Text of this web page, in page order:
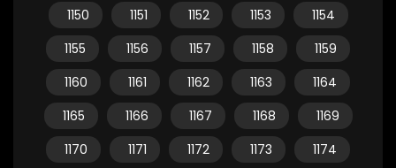
1150
1151 1152 1153
1154
1155
1156 1157 1158
1159
1160
1161 1162 1163
1164
1165
1166 1167 1168
1169
1170
1171 1172 1173
1174